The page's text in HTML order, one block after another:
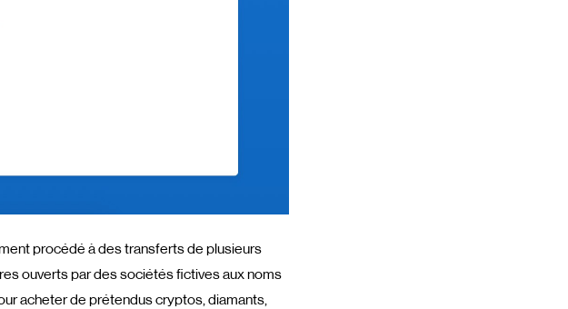
procédé à des transferts de plusieurs
ouverts par des sociétés fictives aux noms
acheter de prétendus cryptos, diamants,